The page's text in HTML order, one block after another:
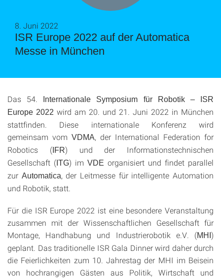
ISR Europe 2022 auf der Automatica
Messe in München
8. Juni 2022
Das 54.
Internationale Symposium für Robotik – ISR
Europe 2022 wird am 20. und 21. Juni 2022 in München
stattfinden. Diese internationale Konferenz wird
gemeinsam vom VDMA, der International Federation for
Robotics (IFR) und der Informationstechnischen
Gesellschaft ( ITG) im VDE organisiert und findet parallel
zur Automatica, der Leitmesse für intelligente Automation
und Robotik, statt.
Für die ISR Europe 2022 ist eine besondere Veranstaltung
zusammen mit der Wissenschaftlichen Gesellschaft für
Montage, Handhabung und Industrierobotik e.V. (MHI )
geplant. Das traditionelle ISR Gala Dinner wird daher durch
die Feierlichkeiten zum 10. Jahrestag der MHI im Beisein
von hochrangigen Gästen aus Politik, Wirtschaft und